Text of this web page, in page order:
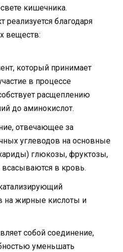
кишечника.
реализуется благодаря
веществ:
который принимает
в процессе
расщеплению
до аминокислот.
отвечающее за
углеводов на основные
глюкозы, фруктозы,
в кровь.
на жирные кислоты и
собой соединение,
уменьшать